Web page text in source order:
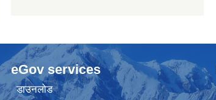
eGov services
डाउनलोड